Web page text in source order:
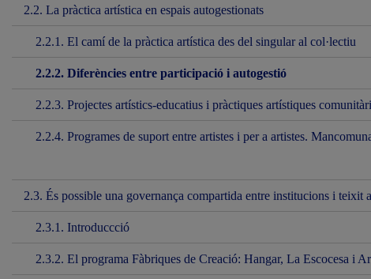
2.2. La pràctica artística en espais autogestionats
2.2.1. El camí de la pràctica artística des del singular al col·lectiu
2.2.2. Diferències entre participació i autogestió
2.2.3. Projectes artístics-educatius i pràctiques artístiques
2.2.4. Programes de suport entre artistes i per a artistes.
2.3. És possible una governança compartida entre institucions i teixit
2.3.1. Introduccció
2.3.2. El programa Fàbriques de Creació: Hangar, La Escocesa i